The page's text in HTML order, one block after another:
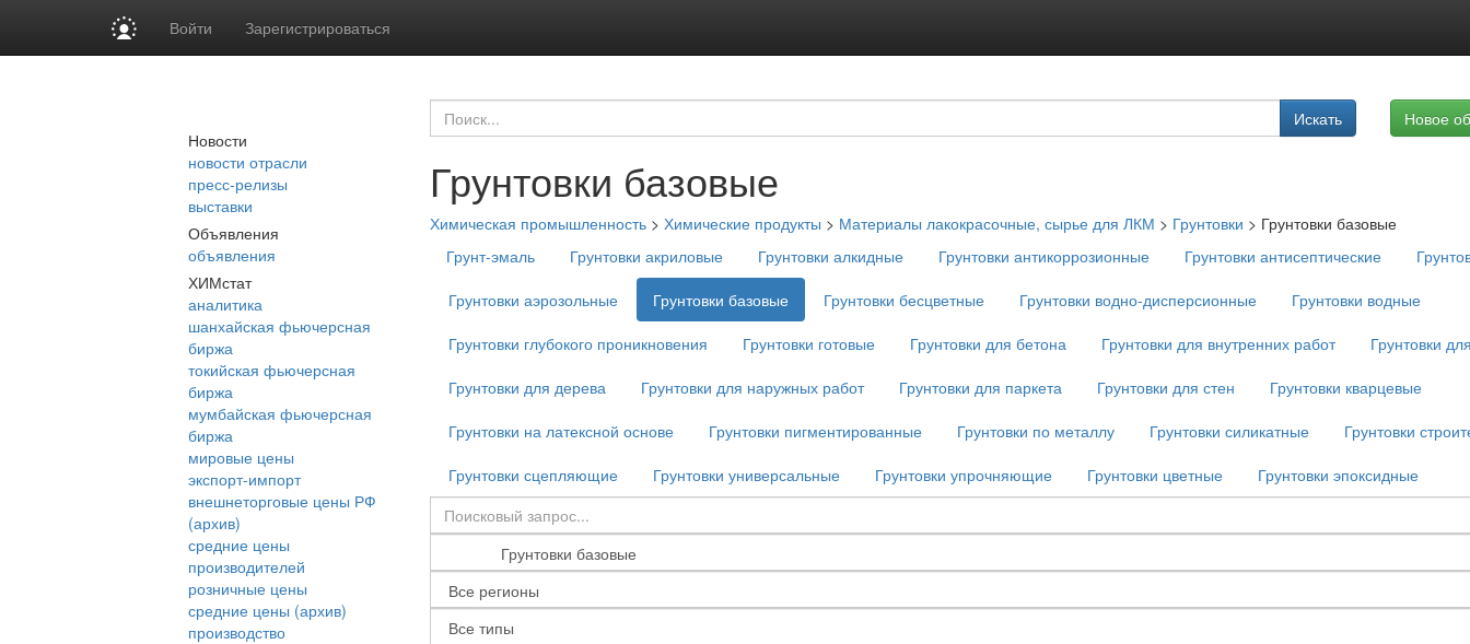
Войти Зарегистрироваться
Новости
новости отрасли
пресс-релизы
выставки
Объявления
объявления
ХИМстат
аналитика
шанхайская фьючерсная
биржа
токийская фьючерсная
биржа
мумбайская фьючерсная
биржа
мировые цены
экспорт-импорт
внешнеторговые цены РФ
(архив)
средние цены
производителей
розничные цены
средние цены (архив)
производство
Искать Новое
Грунтовки базовые
Химическая промышленность > Химические продукты > Материалы лакокрасочные, сырье для ЛКМ > Грунтовки > Грунтовки базовые
Грунт-эмаль
Грунтовки акриловые Грунтовки алкидные Грунтовки антикоррозионные Грунтовки антисептические
Грунтовки аэрозольные
Грунтовки базовые Грунтовки бесцветные Грунтовки водно-дисперсионные
Грунтовки водные
Грунтовки глубокого проникновения
Грунтовки готовые Грунтовки для бетона Грунтовки для внутренних работ
Грунтовки
Грунтовки для дерева
Грунтовки для наружных работ Грунтовки для паркета Грунтовки для стен
Грунтовки кварцевые
Грунтовки на латексной основе
Грунтовки пигментированные Грунтовки по металлу Грунтовки силикатные
Грунтовки
Грунтовки сцепляющие
Грунтовки универсальные Грунтовки упрочняющие Грунтовки цветные Грунтовки эпоксидные